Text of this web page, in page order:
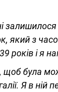
який з
років і я
була
Я в ній